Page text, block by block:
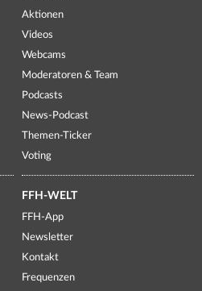
Aktionen
Videos
Webcams
Moderatoren & Team
Podcasts
News-Podcast
Themen-Ticker
Voting
FFH-WELT
FFH-App
Newsletter
Kontakt
Frequenzen